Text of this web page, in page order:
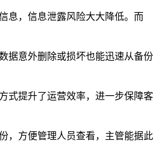
息，信息泄露风险大大降低。而
据意外删除或损坏也能迅速从备份
式提升了运营效率，进一步保障客
，方便管理人员查看，主管能据此